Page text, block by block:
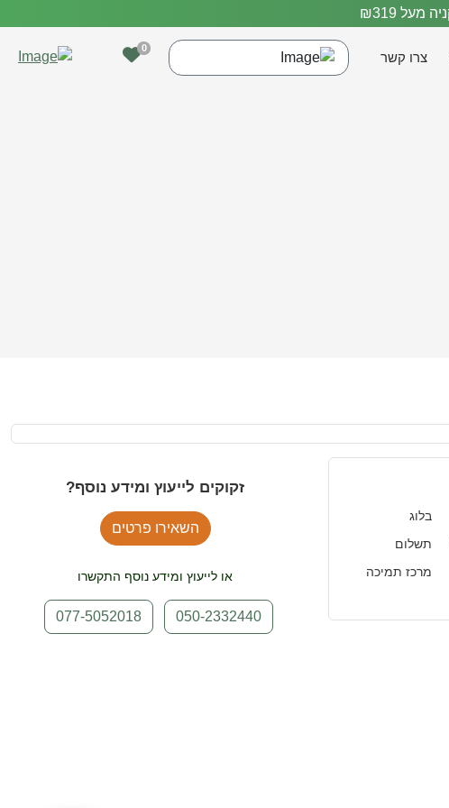
צרו קשר
0
בלוג
תשלום
מרכז תמיכה
זקוקים לייעוץ ומידע נוסף?
השאירו פרטים
או לייעוץ ומידע נוסף התקשרו
050-2332440
077-5052018